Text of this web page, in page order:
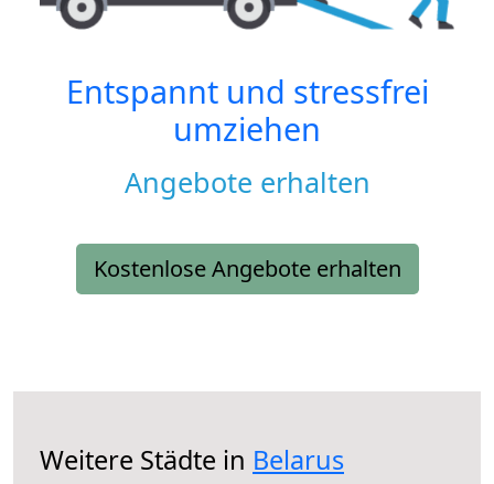
Entspannt und stressfrei
umziehen
Angebote erhalten
Kostenlose Angebote erhalten
Weitere Städte in Belarus